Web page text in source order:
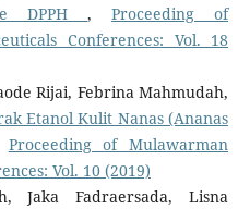
DPPH,Proceeding of
Conferences: Vol. 18
Rijai, Febrina Mahmudah,
Etanol Kulit Nanas (Ananas
Proceeding of Mulawarman
Vol. 10 (2019)
Jaka Fadraersada, Lisna